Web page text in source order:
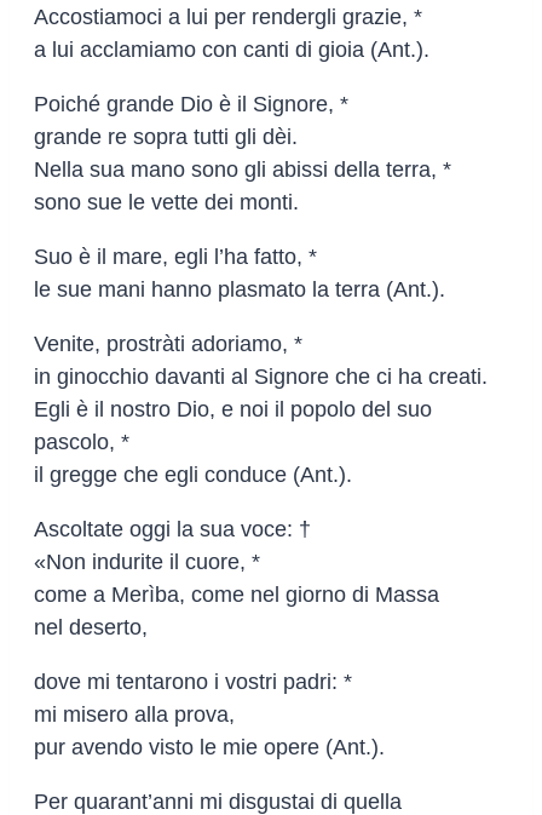
Accostiamoci a lui per rendergli grazie, *
a lui acclamiamo con canti di gioia (Ant.).
Poiché grande Dio è il Signore, *
grande re sopra tutti gli dèi.
Nella sua mano sono gli abissi della terra, *
sono sue le vette dei monti.
Suo è il mare, egli l’ha fatto, *
le sue mani hanno plasmato la terra (Ant.).
Venite, prostràti adoriamo, *
in ginocchio davanti al Signore che ci ha creati.
Egli è il nostro Dio, e noi il popolo del suo
pascolo, *
il gregge che egli conduce (Ant.).
Ascoltate oggi la sua voce: †
«Non indurite il cuore, *
come a Merìba, come nel giorno di Massa
nel deserto,
dove mi tentarono i vostri padri: *
mi misero alla prova,
pur avendo visto le mie opere (Ant.).
Per quarant’anni mi disgustai di quella